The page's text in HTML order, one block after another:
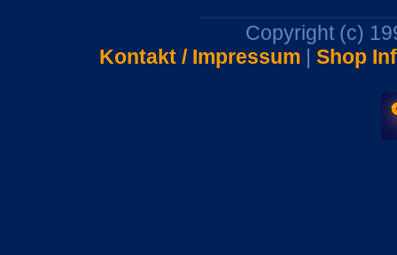
Copyright (c)
Kontakt / Impressum | Shop